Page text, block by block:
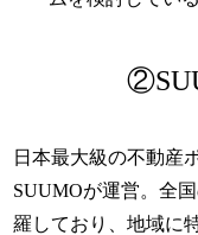
日本最大級の不動産
SUUMOが運営。全
羅しており、地域に